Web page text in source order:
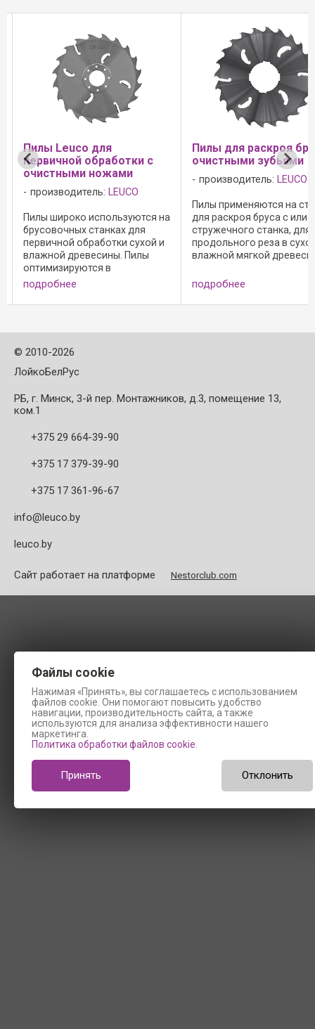
Пилы Leuco для
первичной обработки с
очистными ножами
производитель: LEUCO
Пилы широко используются на
брусовочных станках для
первичной обработки сухой и
влажной древесины. Пилы
оптимизируются в
соотвествии с требованиями
клиента и параметрами
станка, совместно с
технического отдела и в
подробнее
Пилы для раскроя
очистными зубьями
производитель: LEUCO
Пилы применяются на
для раскроя бруса с или
стружечного станка, для
продольного реза в
влажной мягкой
соотвествии с
клиента и параметрами
станка, совместно с
подробнее
© 2010-2026
ЛойкоБелРус
РБ, г. Минск, 3-й пер. Монтажников, д.3, помещение 13,
ком.1
+375 29 664-39-90
+375 17 379-39-90
+375 17 361-96-67
info@leuco.by
leuco.by
Сайт работает на платформе Nestorclub.com
Файлы cookie
Нажимая «Принять», вы соглашаетесь с использованием
файлов cookie. Они помогают повысить удобство
навигации, производительность сайта, а также
используются для анализа эффективности нашего
маркетинга.
Политика обработки файлов cookie
Принять Отклонить